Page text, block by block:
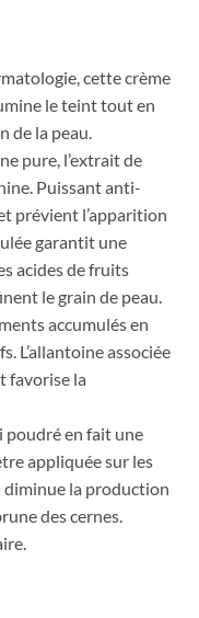
cette crème
le teint tout en
de la peau.
pure, l’extrait de
Puissant anti-
prévient l’apparition
garantit une
acides de fruits
le grain de peau.
accumulés en
L’allantoine associée
favorise la
poudré en fait une
appliquée sur les
diminue la production
des cernes.